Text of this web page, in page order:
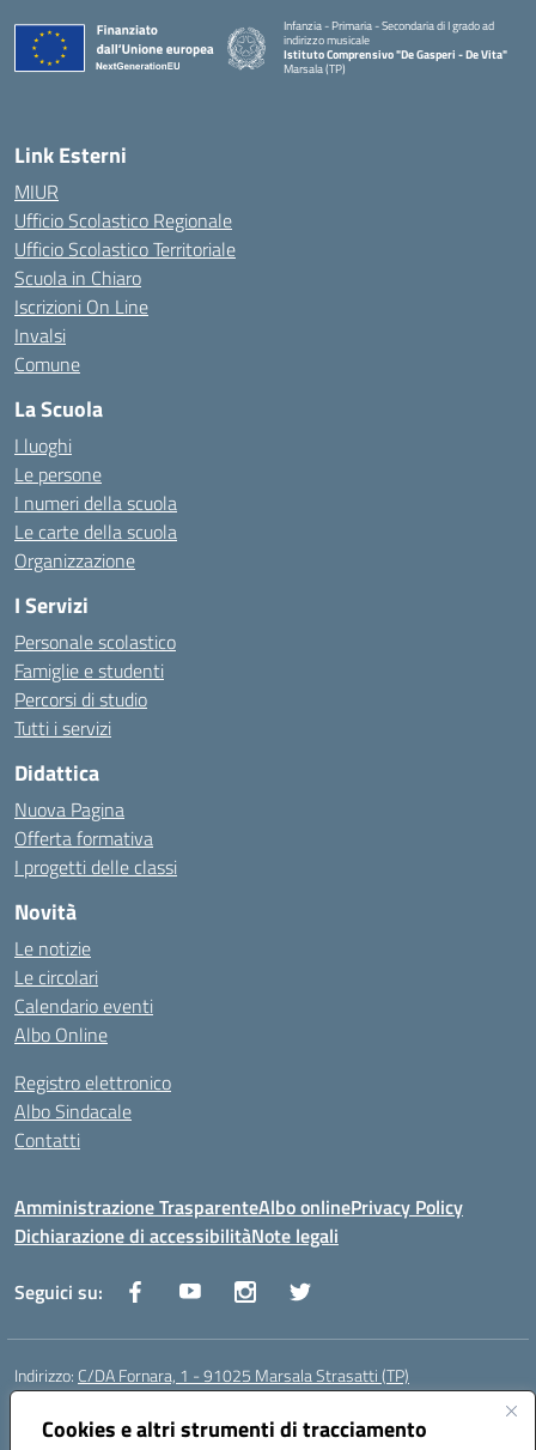
Cookies e altri strumenti di tracciamento
Infanzia - Primaria - Secondaria di I grado ad
indirizzo musicale
Istituto Comprensivo "De Gasperi - De Vita"
Marsala (TP)
Link Esterni
MIUR
Ufficio Scolastico Regionale
Ufficio Scolastico Territoriale
Scuola in Chiaro
Iscrizioni On Line
Invalsi
Comune
La Scuola
I luoghi
Le persone
I numeri della scuola
Le carte della scuola
Organizzazione
I Servizi
Personale scolastico
Famiglie e studenti
Percorsi di studio
Tutti i servizi
Didattica
Nuova Pagina
Offerta formativa
I progetti delle classi
Novità
Le notizie
Le circolari
Calendario eventi
Albo Online
Registro elettronico
Albo Sindacale
Contatti
Amministrazione TrasparenteAlbo onlinePrivacy Policy
Dichiarazione di accessibilitàNote legali
Seguici su:
Indirizzo: C/DA Fornara, 1 - 91025 Marsala Strasatti (TP)
Centralino:
Posta elettronica certificata (PEC):tpic81600v@pec.istruzione.it